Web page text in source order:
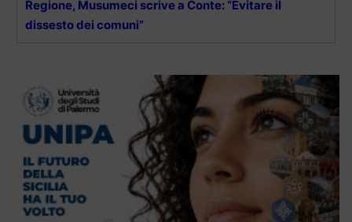
Regione, Musumeci scrive a Conte: “Evitare il
dissesto dei comuni”